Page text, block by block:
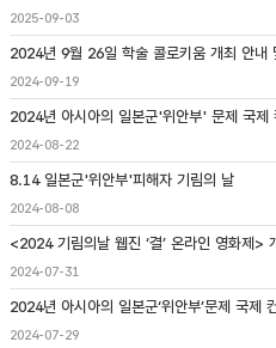
2025-09-03
2024년 9월 26일 학술 콜로키움 개최 안내
2024-09-19
2024년 아시아의 일본군'위안부' 문제 국제
2024-08-22
8.14 일본군'위안부'피해자 기림의 날
2024-08-08
<2024 기림의날 웹진 ‘결’ 온라인 영화제>
2024-07-31
2024년 아시아의 일본군‘위안부’문제 국제
2024-07-29